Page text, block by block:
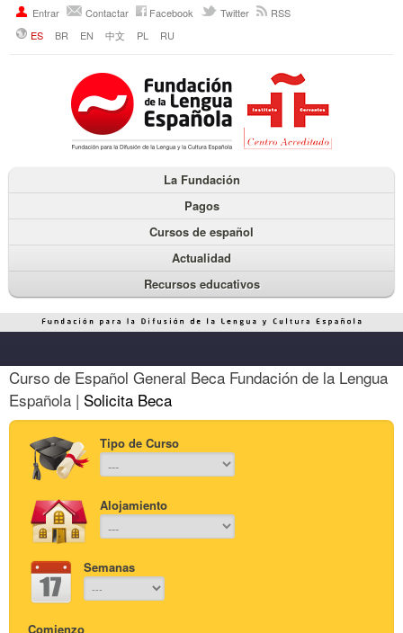
Entrar Contactar Facebook Twitter
RSS
ES
BR EN 中文 PL RU
La Fundación
Pagos
Cursos de español
Actualidad
Recursos educativos
Curso de Español General Beca Fundación de la Lengua
Española | Solicita Beca
Tipo de Curso
Alojamiento
Semanas
Comienzo